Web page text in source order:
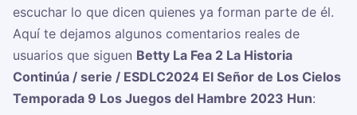
escuchar lo que dicen quienes ya forman parte de él.
Aquí te dejamos algunos comentarios reales de
usuarios que siguen Betty La Fea 2 La Historia
Continúa / serie / ESDLC2024 El Señor de Los Cielos
Temporada 9 Los Juegos del Hambre 2023 Hun: